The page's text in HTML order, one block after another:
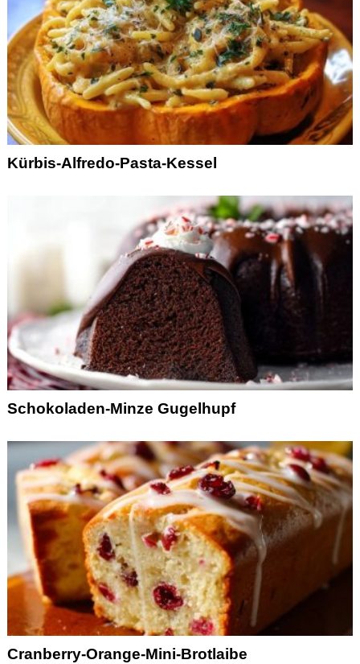
Kürbis-Alfredo-Pasta-Kessel
Schokoladen-Minze Gugelhupf
Cranberry-Orange-Mini-Brotlaibe